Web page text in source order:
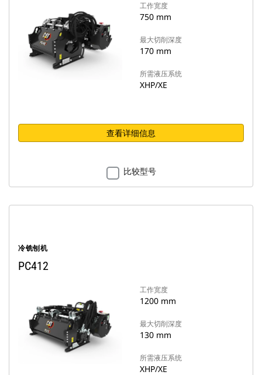
工作宽度
750 mm
最大切削深度
170 mm
所需液压系统
XHP/XE
查看详细信息
比较型号
冷铣刨机
PC412
工作宽度
1200 mm
最大切削深度
130 mm
所需液压系统
XHP/XE